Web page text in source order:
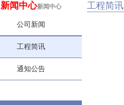
新闻中心新闻中心
公司新闻
工程简讯
通知公告
工程简讯